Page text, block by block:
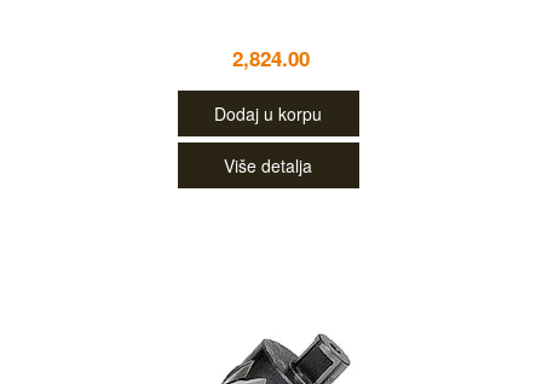
2,824.00
Dodaj u korpu
Više detalja